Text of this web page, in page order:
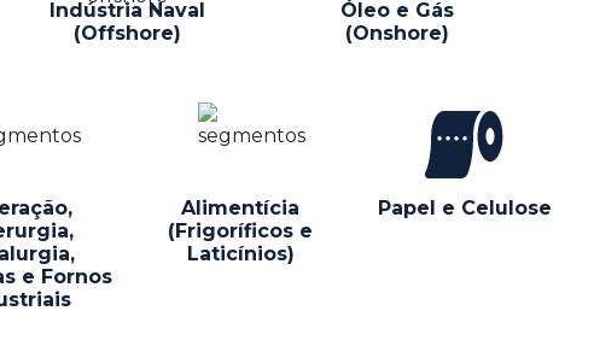
Indústria Naval
(Offshore)
Óleo e Gás
(Onshore)
e Fornos
Alimentícia
(Frigoríficos e
Laticínios)
Papel e Celulose